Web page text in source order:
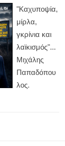
"Kαχυποψία,
μίρλα,
γκρίνια και
λαϊκισμός"...
Μιχάλης
Παπαδόπου
λος.